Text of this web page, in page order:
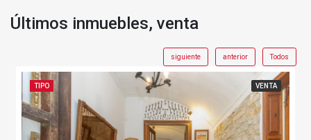
Últimos inmuebles, venta
siguiente anterior Todos
VENTA
TIPO